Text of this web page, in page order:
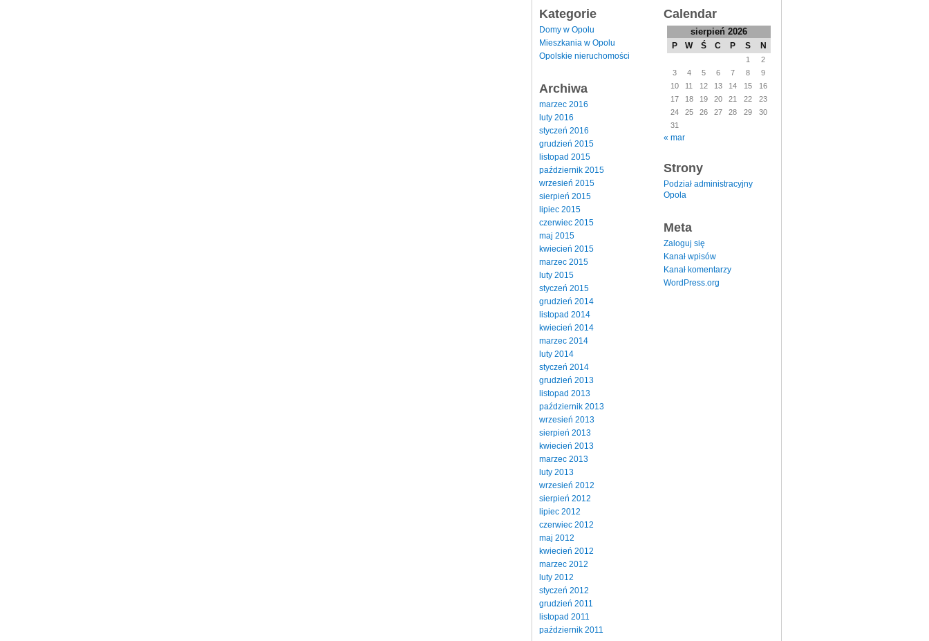
Kategorie
Domy w Opolu
Mieszkania w Opolu
Opolskie nieruchomości
Archiwa
marzec 2016
luty 2016
styczeń 2016
grudzień 2015
listopad 2015
październik 2015
wrzesień 2015
sierpień 2015
lipiec 2015
czerwiec 2015
maj 2015
kwiecień 2015
marzec 2015
luty 2015
styczeń 2015
grudzień 2014
listopad 2014
kwiecień 2014
marzec 2014
luty 2014
styczeń 2014
grudzień 2013
listopad 2013
październik 2013
wrzesień 2013
sierpień 2013
kwiecień 2013
marzec 2013
luty 2013
wrzesień 2012
sierpień 2012
lipiec 2012
czerwiec 2012
maj 2012
kwiecień 2012
marzec 2012
luty 2012
styczeń 2012
grudzień 2011
listopad 2011
październik 2011
Calendar
sierpień 2026
P W Ś C P S N
1
2
3
4 5 6 7 8
9
10
11 12 13 14 15
16
17
18 19 20 21 22
23
24
25 26 27 28 29
30
31
« mar
Strony
Podział administracyjny
Opola
Meta
Zaloguj się
Kanał wpisów
Kanał komentarzy
WordPress.org